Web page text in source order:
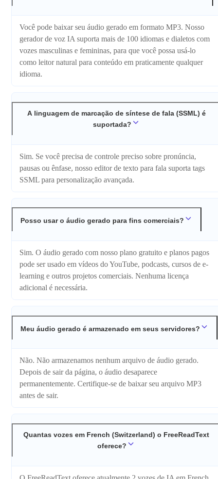
Você pode baixar seu áudio gerado em formato MP3. Nosso
gerador de voz IA suporta mais de 100 idiomas e dialetos com
vozes masculinas e femininas, para que você possa usá-lo
como leitor natural para conteúdo em praticamente qualquer
idioma.
A linguagem de marcação de síntese de fala (SSML) é
suportada?
Sim. Se você precisa de controle preciso sobre pronúncia,
pausas ou ênfase, nosso editor de texto para fala suporta tags
SSML para personalização avançada.
Posso usar o áudio gerado para fins comerciais?
Sim. O áudio gerado com nosso plano gratuito e planos pagos
pode ser usado em vídeos do YouTube, podcasts, cursos de e-
learning e outros projetos comerciais. Nenhuma licença
adicional é necessária.
Meu áudio gerado é armazenado em seus servidores?
Não. Não armazenamos nenhum arquivo de áudio gerado.
Depois de sair da página, o áudio desaparece
permanentemente. Certifique-se de baixar seu arquivo MP3
antes de sair.
Quantas vozes em French (Switzerland) o FreeReadText
oferece?